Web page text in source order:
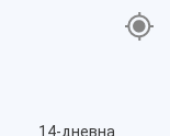
14-дневна